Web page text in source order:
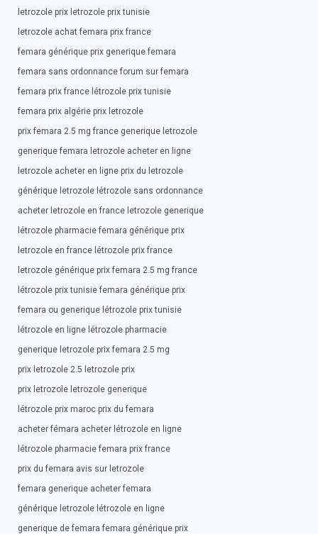
letrozole prix letrozole prix tunisie
letrozole achat femara prix france
femara générique prix generique femara
femara sans ordonnance forum sur femara
femara prix france létrozole prix tunisie
femara prix algérie prix letrozole
prix femara 2.5 mg france generique letrozole
generique femara letrozole acheter en ligne
letrozole acheter en ligne prix du letrozole
générique letrozole létrozole sans ordonnance
acheter letrozole en france letrozole generique
létrozole pharmacie femara générique prix
letrozole en france létrozole prix france
letrozole générique prix femara 2.5 mg france
létrozole prix tunisie femara générique prix
femara ou generique létrozole prix tunisie
létrozole en ligne létrozole pharmacie
generique letrozole prix femara 2.5 mg
prix letrozole 2.5 letrozole prix
prix letrozole letrozole generique
létrozole prix maroc prix du femara
acheter fémara acheter létrozole en ligne
létrozole pharmacie femara prix france
prix du femara avis sur letrozole
femara generique acheter femara
générique letrozole létrozole en ligne
generique de femara femara générique prix